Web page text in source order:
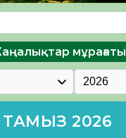
мұрағаты
ТАМЫЗ 2026